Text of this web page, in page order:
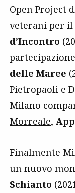
Open Project
veterani per il
d’Incontro
delle Maree
Pietropaoli e
Milano
Morreale,
Finalmente
un nuovo
Schianto